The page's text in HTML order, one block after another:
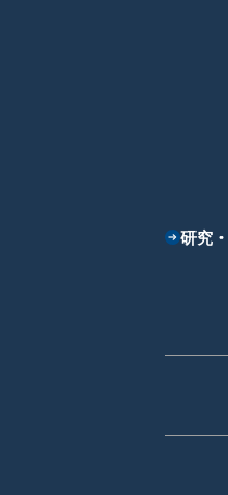
研究